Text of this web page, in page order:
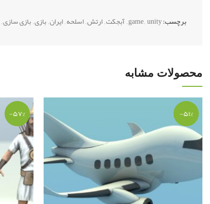
برچسب:
game,unity
,آبجکت,ارتش,اسلحه,ایران,بازی,بازی سازی,
محصولات مشابه
-۵۱% -۵۷%